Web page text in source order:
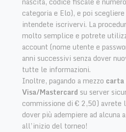
categoria e Elo), e poi
intendete iscrivervi. La
molto semplice e potrete
account (nome utente e
anni successivi senza dover
tutte le informazioni.
Inoltre, pagando a mezzo carta
Visa/Mastercard su server
commissione di € 2,50) avrete
dover più adempiere ad alcuna
all’inizio del torneo!